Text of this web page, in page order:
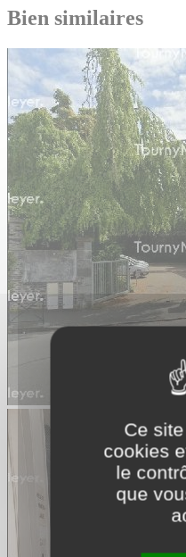
Ce
cookies
le
que
Bien similaires